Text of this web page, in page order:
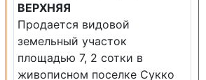
ВЕРХНЯЯ
Продается видовой
земельный участок
площадью 7, 2 сотки в
живописном поселке Сукко